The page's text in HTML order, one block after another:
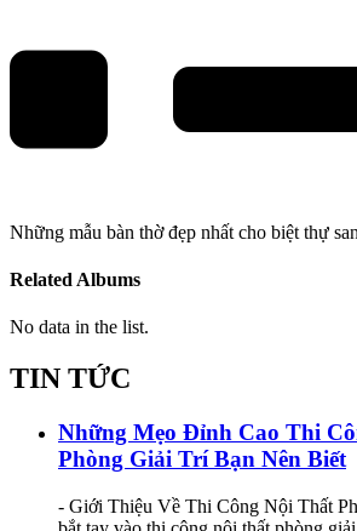
Những mẫu bàn thờ đẹp nhất cho biệt thự
Related Albums
No data in the list.
TIN TỨC
Những Mẹo Đỉnh Cao Thi
Phòng Giải Trí Bạn Nên Biết
- Giới Thiệu Về Thi Công Nội Thất